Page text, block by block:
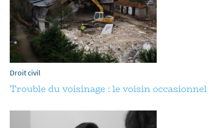
Droit civil
Trouble du voisinage : le voisin occasionnel